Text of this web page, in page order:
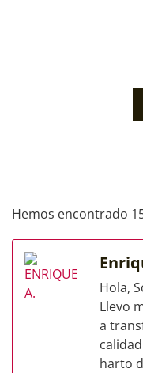
Hemos encontrado
Hola,
Llevo
a
harto